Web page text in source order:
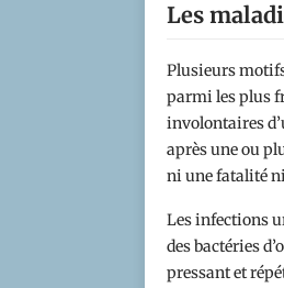
Les
Plusieurs
parmi les plus
involontaires
après une ou
ni une fatalité ni
Les infections
des bactéries
pressant et